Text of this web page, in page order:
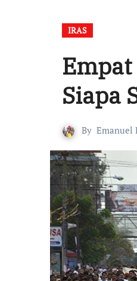
IRAS
Siapa
By Emanuel